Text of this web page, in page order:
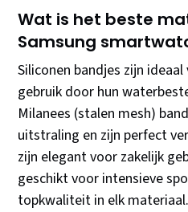
Wat is het beste
Samsung
Siliconen bandjes zijn
gebruik door hun
Milanees (stalen mesh)
uitstraling en zijn perfect
zijn elegant voor zakelijk
geschikt voor intensieve
topkwaliteit in elk materiaal.